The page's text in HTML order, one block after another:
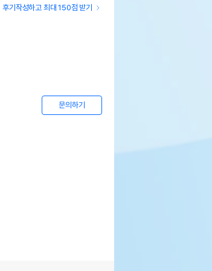
후기작성하고 최대 150점 받기
문의하기